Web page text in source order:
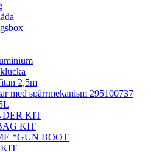
2,5m
med spärrmekanism 295100737
KIT
KIT
*GUN BOOT